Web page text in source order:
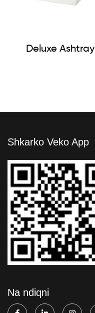
Deluxe Ashtray
Shkarko Veko App
Na ndiqni